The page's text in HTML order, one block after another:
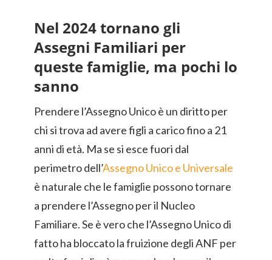
Nel 2024 tornano gli
Assegni Familiari per
queste famiglie, ma pochi lo
sanno
Prendere l’Assegno Unico è un diritto per
chi si trova ad avere figli a carico fino a 21
anni di età. Ma se si esce fuori dal
perimetro dell’Assegno Unico e Universale
è naturale che le famiglie possono tornare
a prendere l’Assegno per il Nucleo
Familiare. Se è vero che l’Assegno Unico di
fatto ha bloccato la fruizione degli ANF per